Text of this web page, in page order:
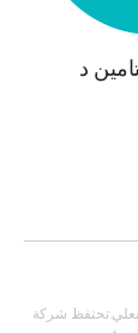
شركة